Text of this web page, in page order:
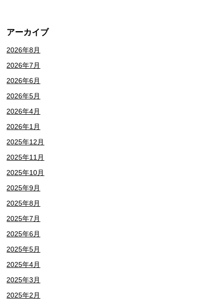
アーカイブ
2026年8月
2026年7月
2026年6月
2026年5月
2026年4月
2026年1月
2025年12月
2025年11月
2025年10月
2025年9月
2025年8月
2025年7月
2025年6月
2025年5月
2025年4月
2025年3月
2025年2月